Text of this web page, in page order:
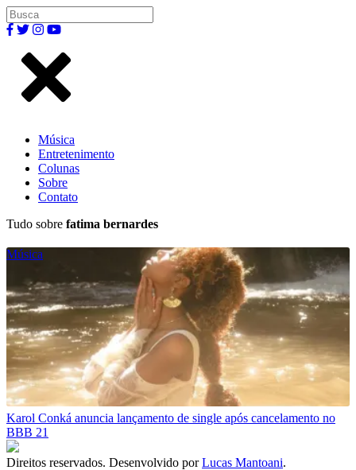
Música
Entretenimento
Colunas
Sobre
Contato
Tudo sobre fatima bernardes
Música
Karol Conká anuncia lançamento de single após cancelamento no
BBB 21
Direitos reservados. Desenvolvido porLucas Mantoani.